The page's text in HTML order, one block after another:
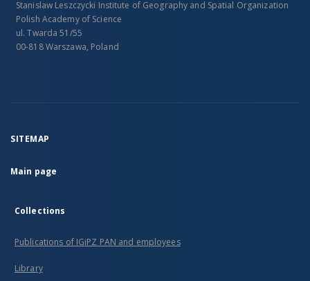
Stanislaw Leszczycki Institute of Geography and Spatial Organization
Polish Academy of Science
ul. Twarda 51/55
00-818 Warszawa, Poland
SITEMAP
Main page
Collections
Publications of IGiPZ PAN and employees
Library